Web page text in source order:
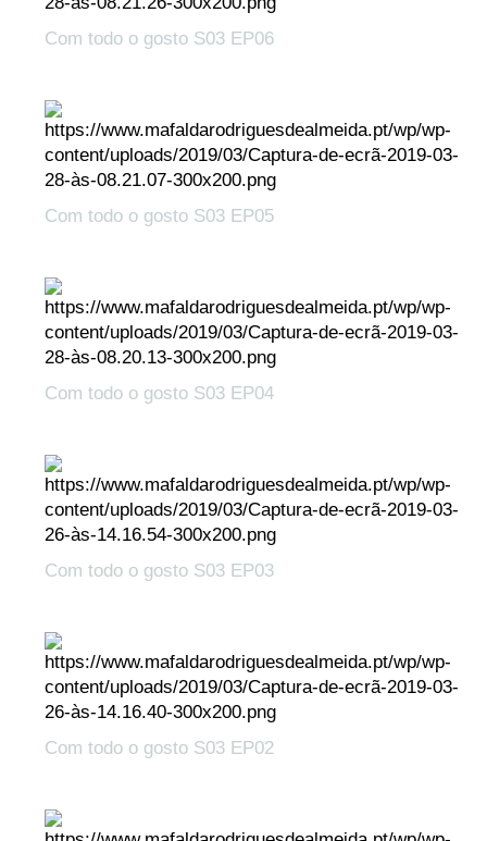
Com todo o gosto S03 EP06
Com todo o gosto S03 EP05
Com todo o gosto S03 EP04
Com todo o gosto S03 EP03
Com todo o gosto S03 EP02